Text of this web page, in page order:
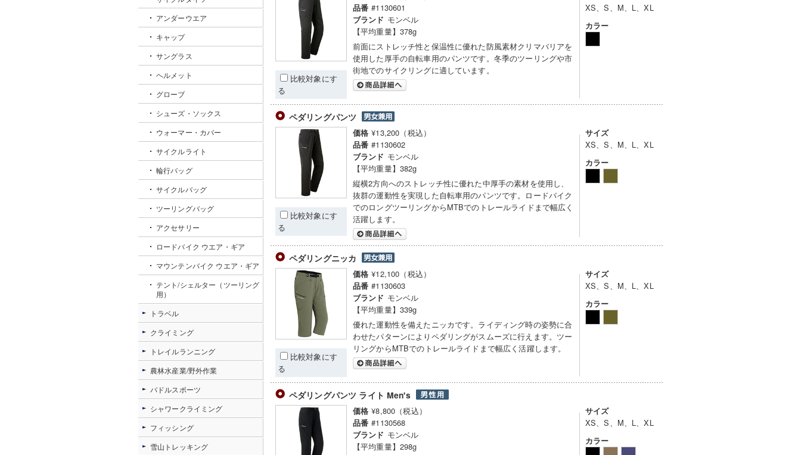
比較対象にす
る
品番 #1130601
ブランド モンベル
【平均重量】378g
前面にストレッチ性と保温性に優れた防風素材クリマバリアを
使用した厚手の自転車用のパンツです。冬季のツーリングや市
街地でのサイクリングに適しています。
XS、S、M、L、XL
カラー
ペダリングパンツ
比較対象にす
る
価格 ¥13,200（税込）
品番 #1130602
ブランド モンベル
【平均重量】382g
縦横2方向へのストレッチ性に優れた中厚手の素材を使用し、
抜群の運動性を実現した自転車用のパンツです。ロードバイク
でのロングツーリングからMTBでのトレールライドまで幅広く
活躍します。
サイズ
XS、S、M、L、XL
カラー
ペダリングニッカ
比較対象にす
る
価格 ¥12,100（税込）
品番 #1130603
ブランド モンベル
【平均重量】339g
優れた運動性を備えたニッカです。ライディング時の姿勢に合
わせたパターンによりペダリングがスムーズに行えます。ツー
リングからMTBでのトレールライドまで幅広く活躍します。
サイズ
XS、S、M、L、XL
カラー
ペダリングパンツ ライト Men's
価格 ¥8,800（税込）
品番 #1130568
ブランド モンベル
【平均重量】298g
サイズ
XS、S、M、L、XL
カラー
アンダーウエア
キャップ
サングラス
ヘルメット
グローブ
シューズ・ソックス
ウォーマー・カバー
サイクルライト
輪行バッグ
サイクルバッグ
ツーリングバッグ
アクセサリー
ロードバイク ウエア・ギア
マウンテンバイク ウエア・ギア
テント/シェルター（ツーリング
用）
トラベル
クライミング
トレイルランニング
農林水産業/野外作業
パドルスポーツ
シャワークライミング
フィッシング
雪山トレッキング